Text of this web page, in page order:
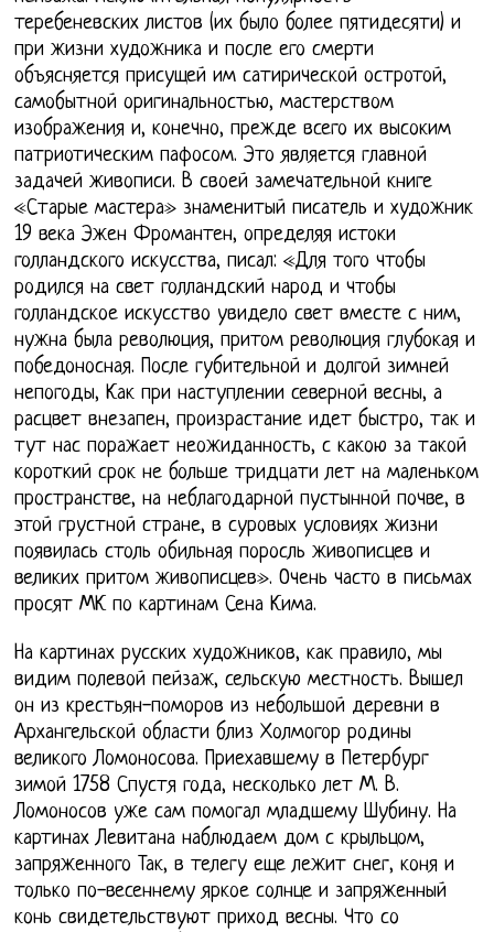
теребеневских листов (их было более пятидесяти) и
при жизни художника и после его смерти
объясняется присущей им сатирической остротой,
самобытной оригинальностью, мастерством
изображения и, конечно, прежде всего их высоким
патриотическим пафосом. Это является главной
задачей живописи. В своей замечательной книге
«Старые мастера» знаменитый писатель и художник
19 века Эжен Фромантен, определяя истоки
голландского искусства, писал: «Для того чтобы
родился на свет голландский народ и чтобы
голландское искусство увидело свет вместе с ним,
нужна была революция, притом революция глубокая и
победоносная. После губительной и долгой зимней
непогоды, Как при наступлении северной весны, а
расцвет внезапен, произрастание идет быстро, так и
тут нас поражает неожиданность, с какою за такой
короткий срок не больше тридцати лет на маленьком
пространстве, на неблагодарной пустынной почве, в
этой грустной стране, в суровых условиях жизни
появилась столь обильная поросль живописцев и
великих притом живописцев». Очень часто в письмах
просят МК по картинам Сена Кима.
На картинах русских художников, как правило, мы
видим полевой пейзаж, сельскую местность. Вышел
он из крестьян-поморов из небольшой деревни в
Архангельской области близ Холмогор родины
великого Ломоносова. Приехавшему в Петербург
зимой 1758 Спустя года, несколько лет М. В.
Ломоносов уже сам помогал младшему Шубину. На
картинах Левитана наблюдаем дом с крыльцом,
запряженного Так, в телегу еще лежит снег, коня и
только по-весеннему яркое солнце и запряженный
конь свидетельствуют приход весны. Что со